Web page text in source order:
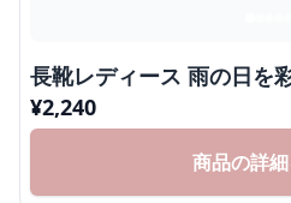
長靴レディース 雨の日を
¥2,240
商品の詳